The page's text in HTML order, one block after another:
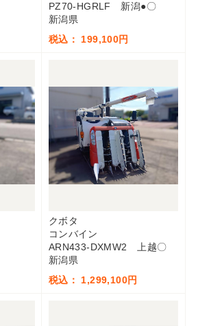
PZ70-HGRLF 新潟●〇
新潟県
税込： 199,100円
クボタ
コンバイン
ARN433-DXMW2 上越〇
新潟県
税込： 1,299,100円